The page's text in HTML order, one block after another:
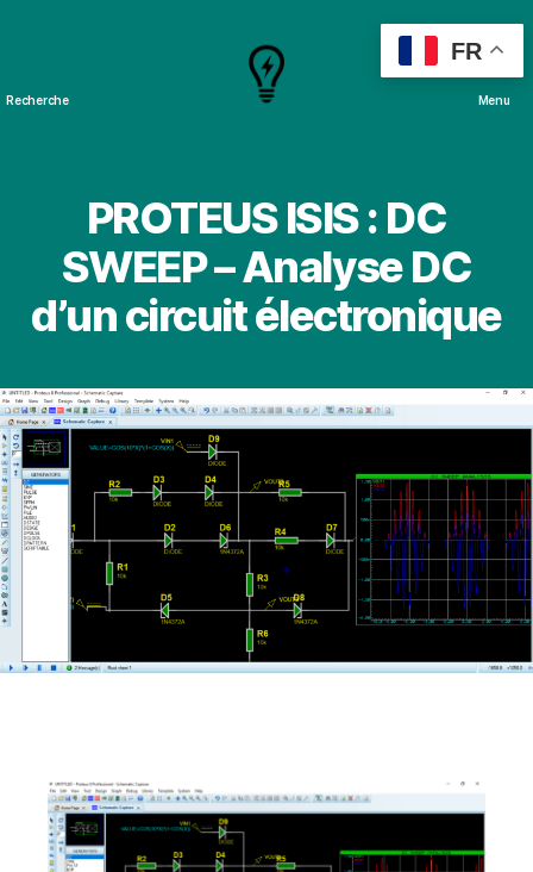
Recherche Menu
PROTEUS ISIS : DC
SWEEP – Analyse DC
d’un circuit électronique
FR